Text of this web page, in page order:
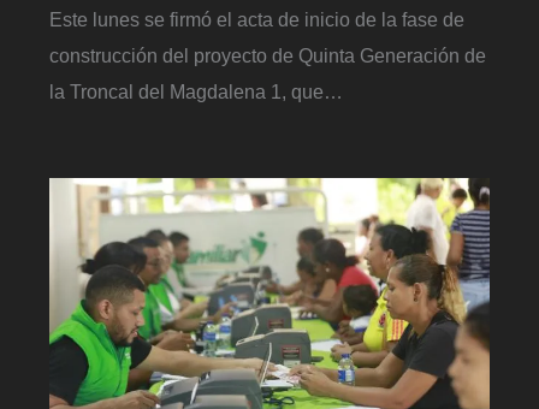
Este lunes se firmó el acta de inicio de la fase de
construcción del proyecto de Quinta Generación de
la Troncal del Magdalena 1, que…